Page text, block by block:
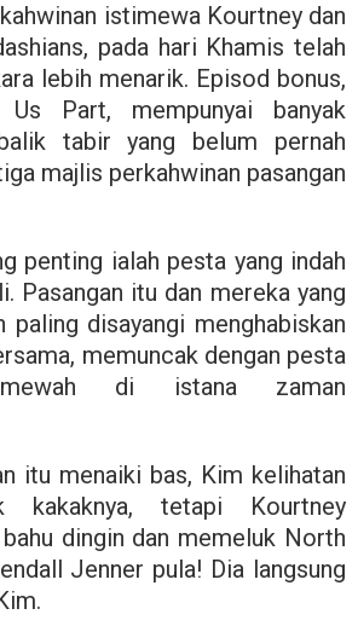
istimewa Kourtney dan
pada hari Khamis telah
lebih menarik. Episod bonus,
Part, mempunyai banyak
tabir yang belum pernah
majlis perkahwinan pasangan
penting ialah pesta yang indah
Pasangan itu dan mereka yang
paling disayangi menghabiskan
memuncak dengan pesta
mewah di istana zaman
itu menaiki bas, Kim kelihatan
kakaknya, tetapi Kourtney
dingin dan memeluk North
Jenner pula! Dia langsung